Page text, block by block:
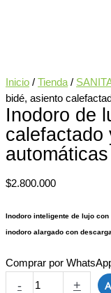
Inicio / Tienda /
bidé, asiento
Inodoro de
calefactado
automáticas
$2.800.000
Inodoro inteligente de lujo
inodoro alargado con
Comprar por
- +